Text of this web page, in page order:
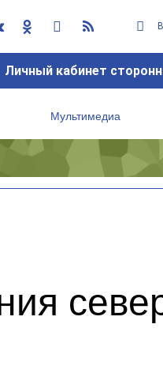
Личный кабинет
Мультимедиа